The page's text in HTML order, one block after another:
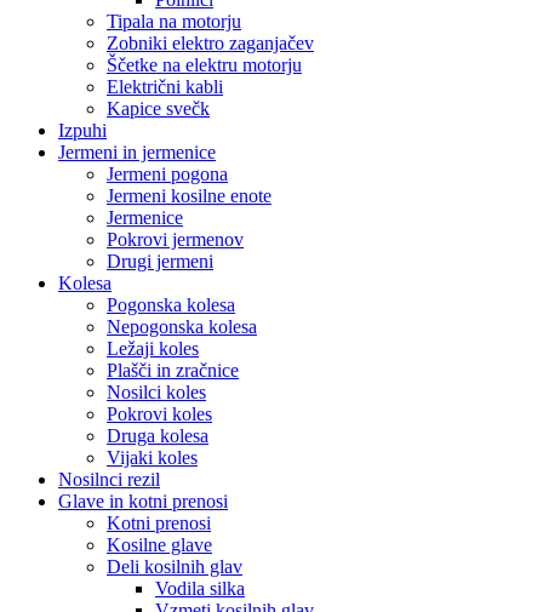
Tipala na motorju
Zobniki elektro zaganjačev
Ščetke na elektru motorju
Električni kabli
Kapice svečk
Izpuhi
Jermeni in jermenice
Jermeni pogona
Jermeni kosilne enote
Jermenice
Pokrovi jermenov
Drugi jermeni
Kolesa
Pogonska kolesa
Nepogonska kolesa
Ležaji koles
Plašči in zračnice
Nosilci koles
Pokrovi koles
Druga kolesa
Vijaki koles
Nosilnci rezil
Glave in kotni prenosi
Kotni prenosi
Kosilne glave
Deli kosilnih glav
Vodila silka